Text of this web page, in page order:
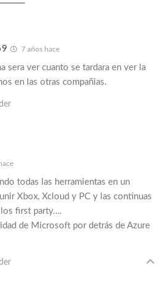
7 años hace
sera ver cuanto se tardara en ver la
en las otras compañias.
todas las herramientas en un
Xbox, Xcloud y PC y las continuas
first party….
de Microsoft por detrás de Azure